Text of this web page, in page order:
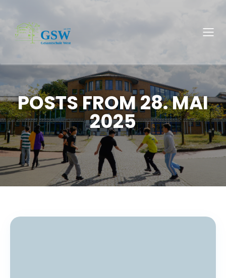
POSTS FROM 28. MAI
2025